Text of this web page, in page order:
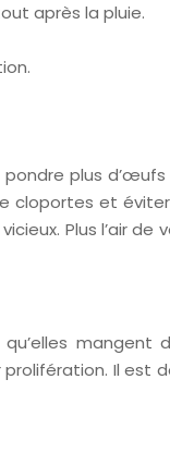
après la pluie.
pondre plus
cloportes et
Plus l’air de
mangent
Il est